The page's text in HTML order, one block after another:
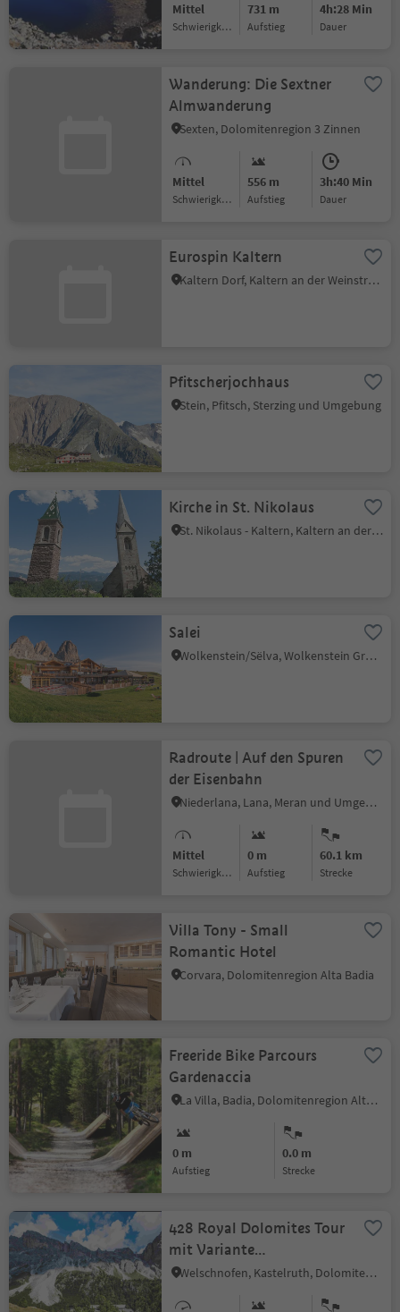
Mittel
Schwierigkeitsgrad
731 m
Aufstieg
4h:28 Min
Dauer
Wanderung: Die Sextner
Almwanderung
Sexten, Dolomitenregion 3 Zinnen
Mittel
Schwierigkeitsgrad
556 m
Aufstieg
3h:40 Min
Dauer
Eurospin Kaltern
Kaltern Dorf, Kaltern an der Weinstraße, Südtiroler Weinstraße
Pfitscherjochhaus
Stein, Pfitsch, Sterzing und Umgebung
Kirche in St. Nikolaus
St. Nikolaus - Kaltern, Kaltern an der Weinstraße, Südtiroler Weinstraße
Salei
Wolkenstein/Sëlva, Wolkenstein Gröden, Dolomitenregion Gröden
Radroute | Auf den Spuren
der Eisenbahn
Niederlana, Lana, Meran und Umgebung
Mittel
Schwierigkeitsgrad
0 m
Aufstieg
60.1 km
Strecke
Villa Tony - Small
Romantic Hotel
Corvara, Dolomitenregion Alta Badia
Freeride Bike Parcours
Gardenaccia
La Villa, Badia, Dolomitenregion Alta Badia
0 m
Aufstieg
0.0 m
Strecke
428 Royal Dolomites Tour
mit Variante
Regensburgerhütte
Welschnofen, Kastelruth, Dolomitenregion Seiser Alm